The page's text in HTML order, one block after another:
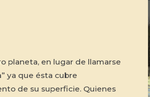
planeta, en lugar de llamarse
ya que ésta cubre
de su superficie. Quienes